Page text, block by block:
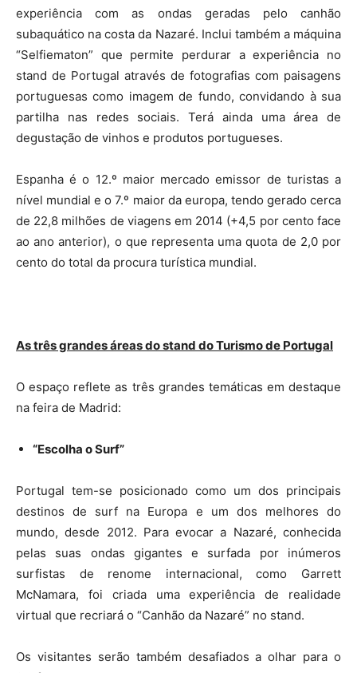
experiência com as ondas geradas pelo canhão
subaquático na costa da Nazaré. Inclui também a máquina
“Selfiematon” que permite perdurar a experiência no
stand de Portugal através de fotografias com paisagens
portuguesas como imagem de fundo, convidando à sua
partilha nas redes sociais. Terá ainda uma área de
degustação de vinhos e produtos portugueses.
Espanha é o 12.º maior mercado emissor de turistas a
nível mundial e o 7.º maior da europa, tendo gerado cerca
de 22,8 milhões de viagens em 2014 (+4,5 por cento face
ao ano anterior), o que representa uma quota de 2,0 por
cento do total da procura turística mundial.
As três grandes áreas do stand do Turismo de Portugal
O espaço reflete as três grandes temáticas em destaque
na feira de Madrid:
“Escolha o Surf”
Portugal tem-se posicionado como um dos principais
destinos de surf na Europa e um dos melhores do
mundo, desde 2012. Para evocar a Nazaré, conhecida
pelas suas ondas gigantes e surfada por inúmeros
surfistas de renome internacional, como Garrett
McNamara, foi criada uma experiência de realidade
virtual que recriará o “Canhão da Nazaré” no stand.
Os visitantes serão também desafiados a olhar para o